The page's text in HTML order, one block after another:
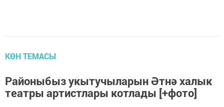
КӨН ТЕМАСЫ
Районыбыз укытучыларын Әтнә халык
театры артистлары котлады [+фото]